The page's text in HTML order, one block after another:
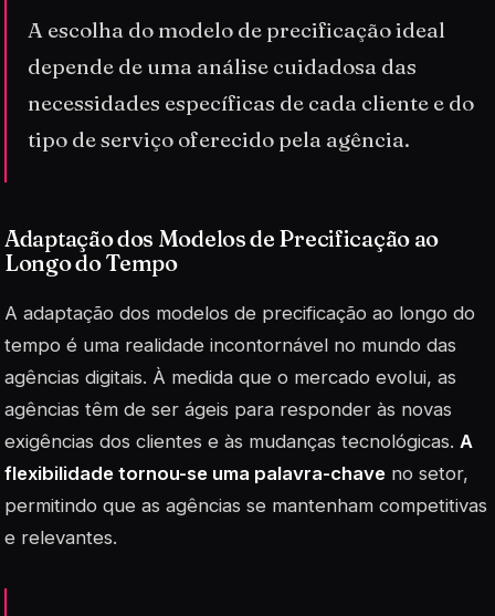
A escolha do modelo de precificação ideal
depende de uma análise cuidadosa das
necessidades específicas de cada cliente e do
tipo de serviço oferecido pela agência.
Adaptação dos Modelos de Precificação ao
Longo do Tempo
A adaptação dos modelos de precificação ao longo do
tempo é uma realidade incontornável no mundo das
agências digitais. À medida que o mercado evolui, as
agências têm de ser ágeis para responder às novas
exigências dos clientes e às mudanças tecnológicas. A
flexibilidade tornou-se uma palavra-chave no setor,
permitindo que as agências se mantenham competitivas
e relevantes.